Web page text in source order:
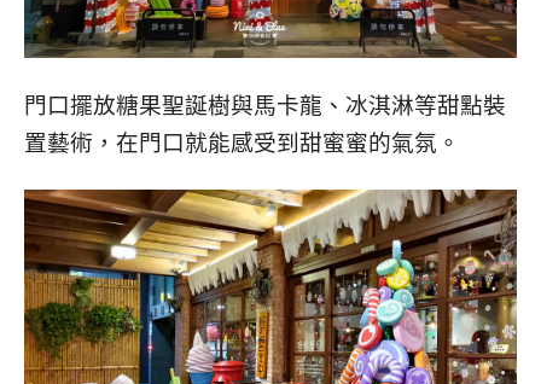
門口擺放糖果聖誕樹與馬卡龍、冰淇淋等甜點裝
置藝術，在門口就能感受到甜蜜蜜的氣氛。